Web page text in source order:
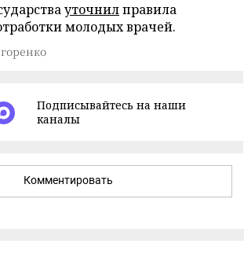
уточнилправила
молодых врачей.
Подписывайтесь на наши
каналы
Комментировать